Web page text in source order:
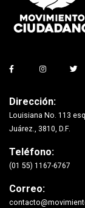
Dirección:
Louisiana No. 113
Juárez., 3810, D.F.
Teléfono:
(01 55) 1167-6767
Correo: